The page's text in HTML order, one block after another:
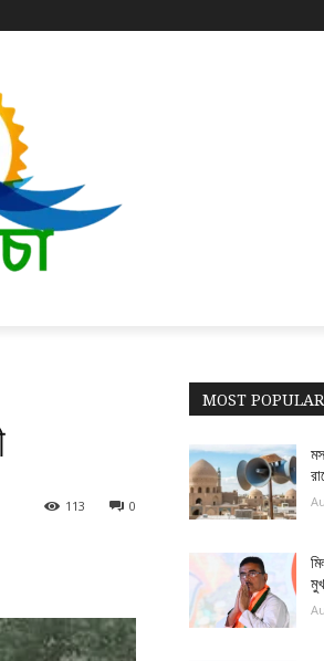
0
113
MOST POPULAR